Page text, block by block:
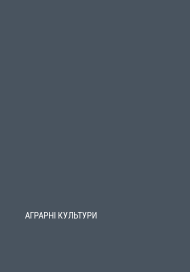
АГРАРНІ КУЛЬТУРИ